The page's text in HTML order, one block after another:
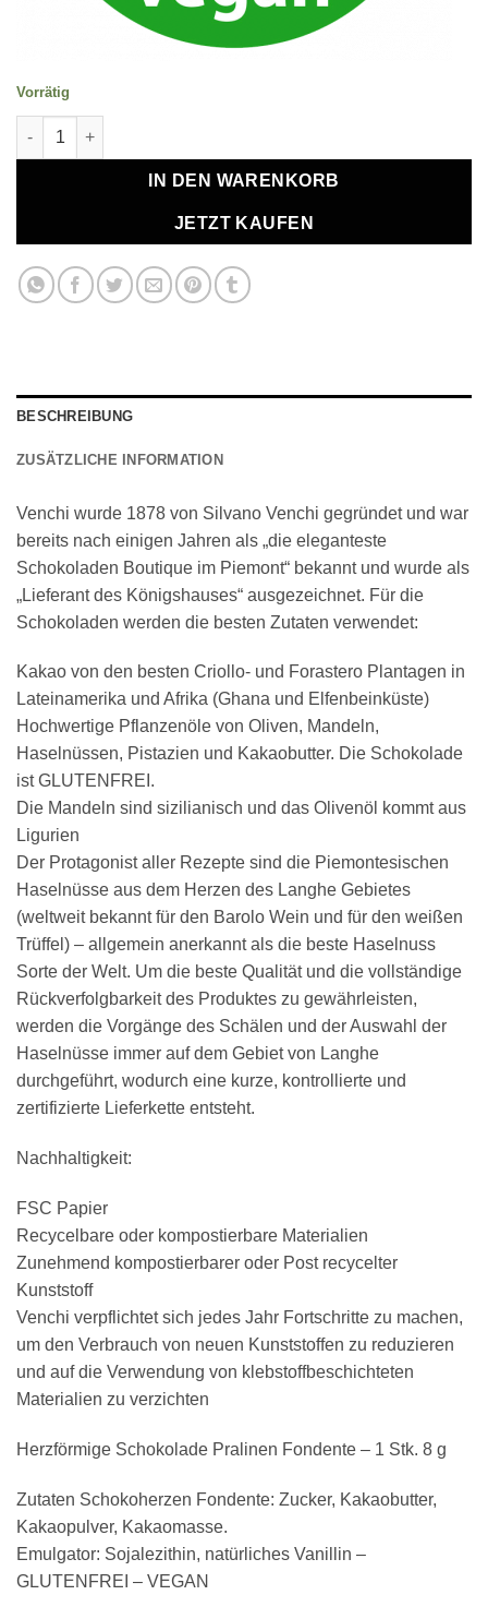
Vorrätig
Chocolate Hearts Fondente Menge
IN DEN WARENKORB
JETZT KAUFEN
BESCHREIBUNG
ZUSÄTZLICHE INFORMATION
Venchi wurde 1878 von Silvano Venchi gegründet und war
bereits nach einigen Jahren als „die eleganteste
Schokoladen Boutique im Piemont“ bekannt und wurde als
„Lieferant des Königshauses“ ausgezeichnet. Für die
Schokoladen werden die besten Zutaten verwendet:
Kakao von den besten Criollo- und Forastero Plantagen in
Lateinamerika und Afrika (Ghana und Elfenbeinküste)
Hochwertige Pflanzenöle von Oliven, Mandeln,
Haselnüssen, Pistazien und Kakaobutter. Die Schokolade
ist GLUTENFREI.
Die Mandeln sind sizilianisch und das Olivenöl kommt aus
Ligurien
Der Protagonist aller Rezepte sind die Piemontesischen
Haselnüsse aus dem Herzen des Langhe Gebietes
(weltweit bekannt für den Barolo Wein und für den weißen
Trüffel) – allgemein anerkannt als die beste Haselnuss
Sorte der Welt. Um die beste Qualität und die vollständige
Rückverfolgbarkeit des Produktes zu gewährleisten,
werden die Vorgänge des Schälen und der Auswahl der
Haselnüsse immer auf dem Gebiet von Langhe
durchgeführt, wodurch eine kurze, kontrollierte und
zertifizierte Lieferkette entsteht.
Nachhaltigkeit:
FSC Papier
Recycelbare oder kompostierbare Materialien
Zunehmend kompostierbarer oder Post recycelter
Kunststoff
Venchi verpflichtet sich jedes Jahr Fortschritte zu machen,
um den Verbrauch von neuen Kunststoffen zu reduzieren
und auf die Verwendung von klebstoffbeschichteten
Materialien zu verzichten
Herzförmige Schokolade Pralinen Fondente – 1 Stk. 8 g
Zutaten Schokoherzen Fondente: Zucker, Kakaobutter,
Kakaopulver, Kakaomasse.
Emulgator: Sojalezithin, natürliches Vanillin –
GLUTENFREI – VEGAN